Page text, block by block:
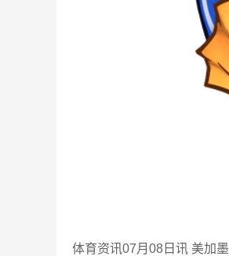
体育资讯07月08日讯 美加